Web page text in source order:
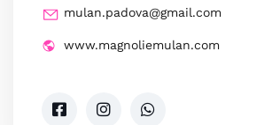
mulan.padova@gmail.com
www.magnoliemulan.com